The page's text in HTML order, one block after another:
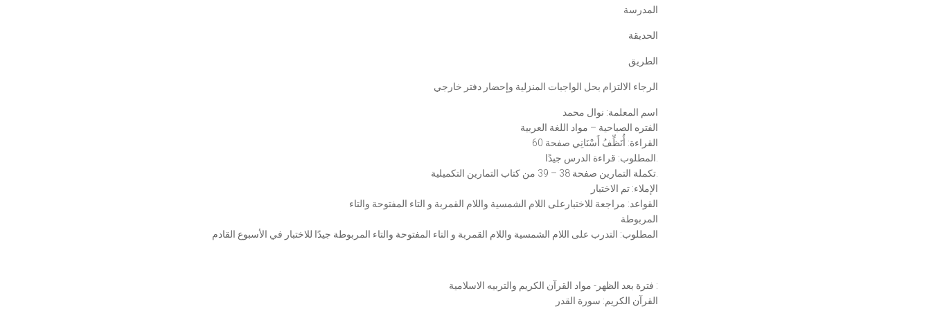
المدرسة
الحديقة
الطريق
الرجاء الالتزام بحل الواجبات المنزلية وإحضار دفتر خارجي
اسم المعلمة: نوال محمد
الفتره الصباحية – مواد اللغة العربية
القراءة: أُنَظِّفُ أَسْنَانِي صفحة 60
تكملة التمارين صفحة 38 – 39 من كتاب التمارين التكميلية.
الإملاء: تم الاختبار
القواعد: مراجعة للاختبارعلى اللام الشمسية واللام القمربة و التاء المفتوحة والتاء
المربوطة
المطلوب: التدرب على اللام الشمسية واللام القمربة و التاء المفتوحة والتاء المربوطة جيدًا للاختبار في الأسبوع القادم
فترة بعد الظهر- مواد القرآن الكريم والتربيه الاسلامية :
القرآن الكريم: سورة القدر